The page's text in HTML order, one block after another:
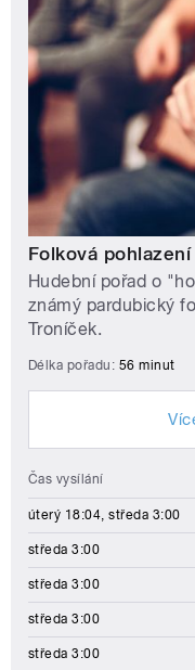
Folková pohlazení
Hudební pořad o
známý pardubický
Troníček.
Délka pořadu: 56 minut
Čas vysílání
úterý 18:04, středa 3:00
středa 3:00
středa 3:00
středa 3:00
středa 3:00